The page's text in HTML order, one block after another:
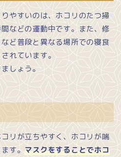
やすいのは、ホコリのたつ掃
などの運動中です。また、修
ど普段と異なる場所での寝食
れています。
しょう。
リが立ちやすく、ホコリが喘
す。 マスクをすることでホコ